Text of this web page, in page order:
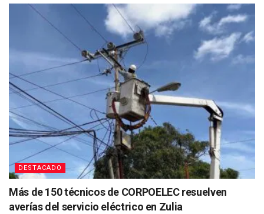
DESTACADO
Más de 150 técnicos de CORPOELEC resuelven
averías del servicio eléctrico en Zulia